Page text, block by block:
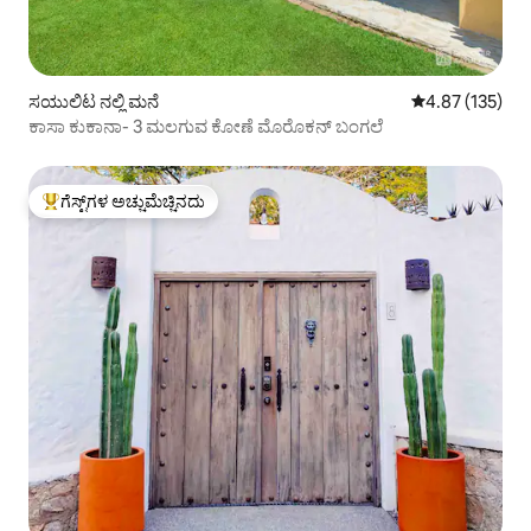
ಸಯುಲಿಟ ನಲ್ಲಿ ಮನೆ 5 ರಲ್ಲಿ 4.87
4.87 (135)
ಕಾಸಾ ಕುಕಾನಾ- 3 ಮಲಗುವ ಕೋಣೆ ಮೊರೊಕನ್ ಬಂಗಲೆ
ಗೆಸ್ಟ್‌ಗಳಿಗೆ ಅತಿ ಹೆಚ್ಚು ಅಚ್ಚುಮೆಚ್ಚಿನದು
ಗೆಸ್ಟ್‌ಗಳ ಅಚ್ಚುಮೆಚ್ಚಿನದು